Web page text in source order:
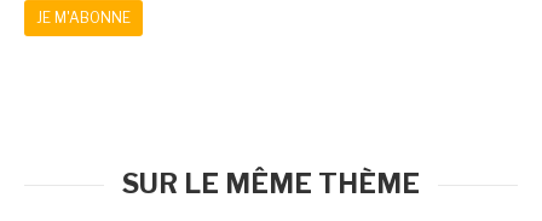
JE M'ABONNE
SUR LE MÊME THÈME